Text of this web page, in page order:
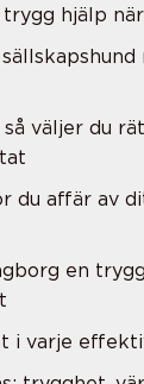
hjälp
väljer du
du affär av
en
i varje